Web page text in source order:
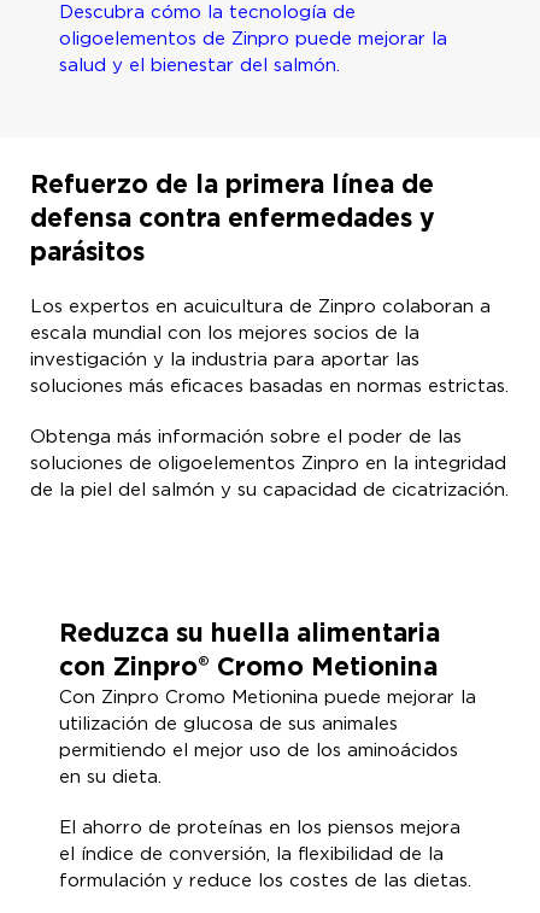
Descubra cómo la tecnología de
oligoelementos de Zinpro puede mejorar la
salud y el bienestar del salmón.
Refuerzo de la primera línea de
defensa contra enfermedades y
parásitos
Los expertos en acuicultura de Zinpro colaboran a
escala mundial con los mejores socios de la
investigación y la industria para aportar las
soluciones más eficaces basadas en normas estrictas.
Obtenga más información sobre el poder de las
soluciones de oligoelementos Zinpro en la integridad
de la piel del salmón y su capacidad de cicatrización.
Reduzca su huella alimentaria
con Zinpro® Cromo Metionina
Con Zinpro Cromo Metionina puede mejorar la
utilización de glucosa de sus animales
permitiendo el mejor uso de los aminoácidos
en su dieta.
El ahorro de proteínas en los piensos mejora
el índice de conversión, la flexibilidad de la
formulación y reduce los costes de las dietas.